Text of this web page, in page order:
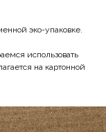
эко-упаковке.
использовать
на картонной